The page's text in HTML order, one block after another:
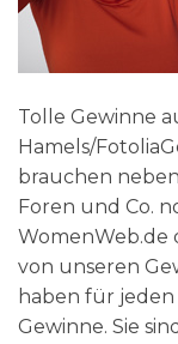
Tolle Gewinne
Hamels/
brauchen
Foren und Co.
WomenWeb.de
von unseren
haben für jeden
Gewinne. Sie